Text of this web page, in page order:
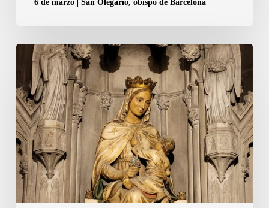
de
abril
|
Lunes
de
Pascua.
Nuestra
Señora
de